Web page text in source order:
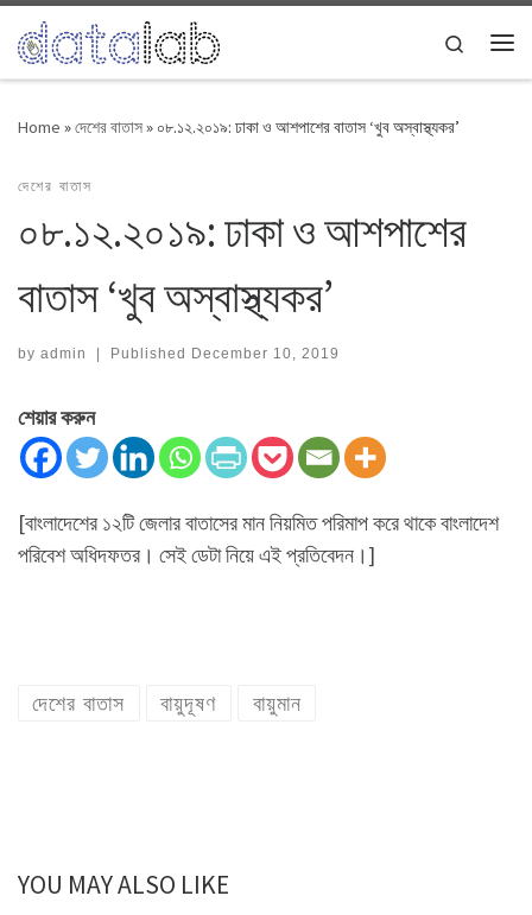
Skip to content
Search
Home »দেশের বাতাস» ০৮.১২.২০১৯: ঢাকা ও আশপাশের বাতাস ‘খুব অস্বাস্থ্যকর’
দেশের বাতাস
০৮.১২.২০১৯: ঢাকা ও আশপাশের
বাতাস ‘খুব অস্বাস্থ্যকর’
by admin | Published December 10, 2019
শেয়ার করুন
[বাংলাদেশের ১২টি জেলার বাতাসের মান নিয়মিত পরিমাপ করে থাকে বাংলাদেশ
পরিবেশ অধিদফতর। সেই ডেটা নিয়ে এই প্রতিবেদন।]
দেশের বাতাস বায়ুদূষণ বায়ুমান
YOU MAY ALSO LIKE